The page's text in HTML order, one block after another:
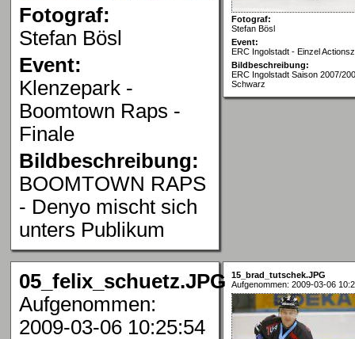
Fotograf:
Stefan Bösl
Event:
Klenzepark -
Boomtown Raps -
Finale
Bildbeschreibung:
BOOMTOWN RAPS
- Denyo mischt sich
unters Publikum
Fotograf:
Stefan Bösl
Event:
ERC Ingolstadt - Einzel
Bildbeschreibung:
ERC Ingolstadt Saison 2007/
Schwarz
05_felix_schuetz.JPG
Aufgenommen:
2009-03-06 10:25:54
15_brad_tutschek.JPG
Aufgenommen: 2009-03-06